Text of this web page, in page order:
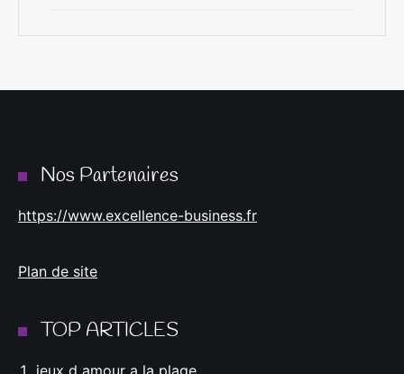
Nos Partenaires
https://www.excellence-business.fr
Plan de site
TOP ARTICLES